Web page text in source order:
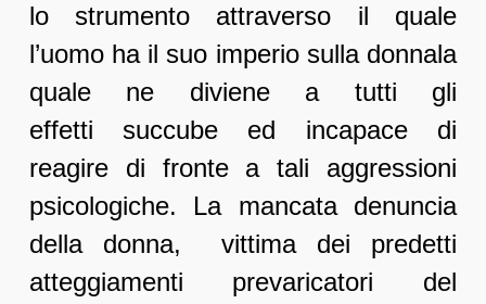
lo strumento attraverso il quale
l’uomo ha il suo imperio sulla donnala
quale ne diviene a tutti gli
effetti succube ed incapace di
reagire di fronte a tali aggressioni
psicologiche. La mancata denuncia
della donna, vittima dei predetti
atteggiamenti prevaricatori del